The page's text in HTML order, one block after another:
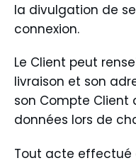
la divulgation de
connexion.
Le Client peut
livraison et son
son Compte Client
données lors de
Tout acte effectué